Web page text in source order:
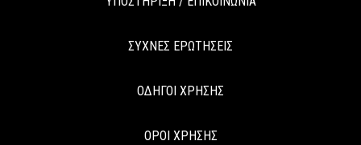
ΣΥΧΝΕΣ ΕΡΩΤΗΣΕΙΣ
ΟΔΗΓΟΙ ΧΡΗΣΗΣ
ΟΡΟΙ ΧΡΗΣΗΣ